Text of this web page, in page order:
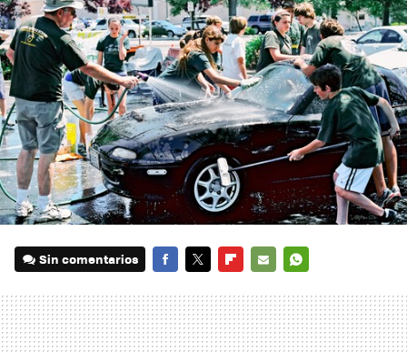
Sin comentarios
MAIL